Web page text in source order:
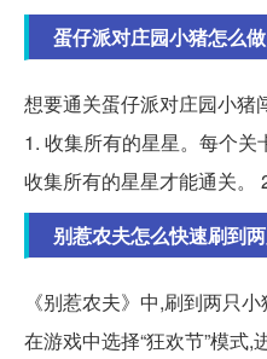
蛋仔派对庄园小猪怎么
想要通关蛋仔派对庄园小猪
1. 收集所有的星星。每个
收集所有的星星才能通关。
别惹农夫怎么快速刷到
《别惹农夫》中,刷到两只
在游戏中选择“狂欢节”模式